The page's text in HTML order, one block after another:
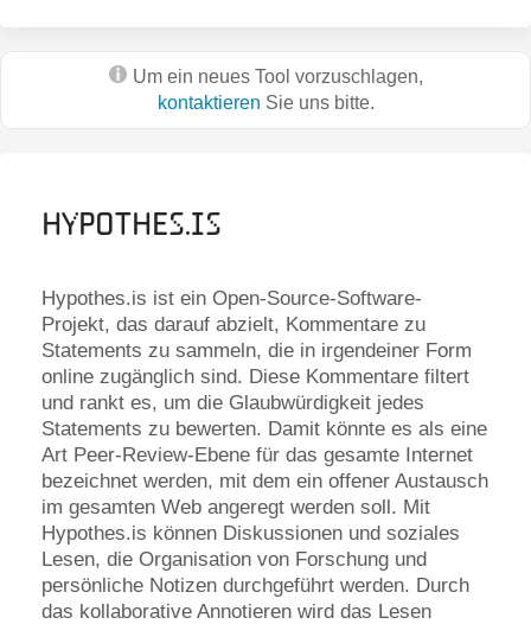
Um ein neues Tool vorzuschlagen,
kontaktieren Sie uns bitte.
Hypothes.is
Hypothes.is ist ein Open-Source-Software-
Projekt, das darauf abzielt, Kommentare zu
Statements zu sammeln, die in irgendeiner Form
online zugänglich sind. Diese Kommentare filtert
und rankt es, um die Glaubwürdigkeit jedes
Statements zu bewerten. Damit könnte es als eine
Art Peer-Review-Ebene für das gesamte Internet
bezeichnet werden, mit dem ein offener Austausch
im gesamten Web angeregt werden soll. Mit
Hypothes.is können Diskussionen und soziales
Lesen, die Organisation von Forschung und
persönliche Notizen durchgeführt werden. Durch
das kollaborative Annotieren wird das Lesen